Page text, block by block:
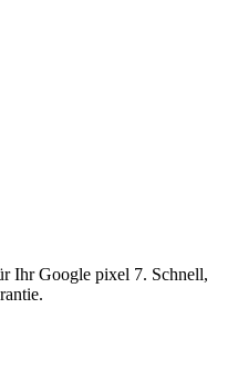
IhrGoogle pixel 7. Schnell,